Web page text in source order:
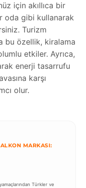
için akıllıca bir
oda gibi kullanarak
Turizm
bu özellik, kiralama
etkiler. Ayrıca,
enerji tasarrufu
karşı
olur.
MARKASI:
Türkler ve